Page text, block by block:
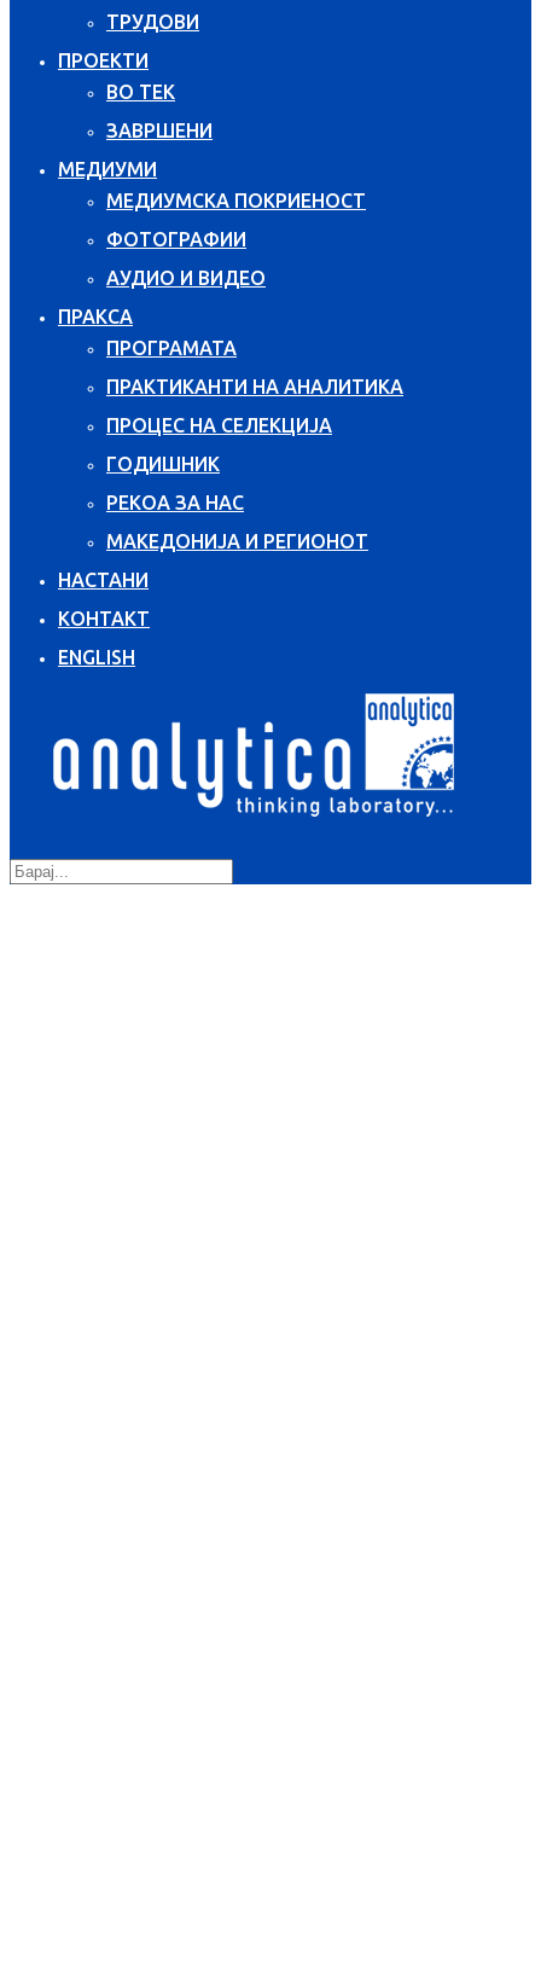
ТРУДОВИ
ПРОЕКТИ
ВО ТЕК
ЗАВРШЕНИ
МЕДИУМИ
МЕДИУМСКА ПОКРИЕНОСТ
ФОТОГРАФИИ
АУДИО И ВИДЕО
ПРАКСА
ПРОГРАМАТА
ПРАКТИКАНТИ НА АНАЛИТИКА
ПРОЦЕС НА СЕЛЕКЦИЈА
ГОДИШНИК
РЕКОА ЗА НАС
МАКЕДОНИЈА И РЕГИОНОТ
НАСТАНИ
КОНТАКТ
ENGLISH